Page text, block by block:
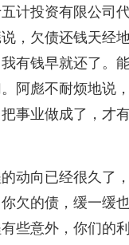
计投资有限公司
，欠债还钱天经
有钱早就还了。
阿彪不耐烦地说
事业做成了，才
动向已经很久了
欠的债，缓一缓
些意外，你们的